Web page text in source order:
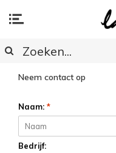
KLANTENSERVICE
Neem contact op
Naam: *
Bedrijf: